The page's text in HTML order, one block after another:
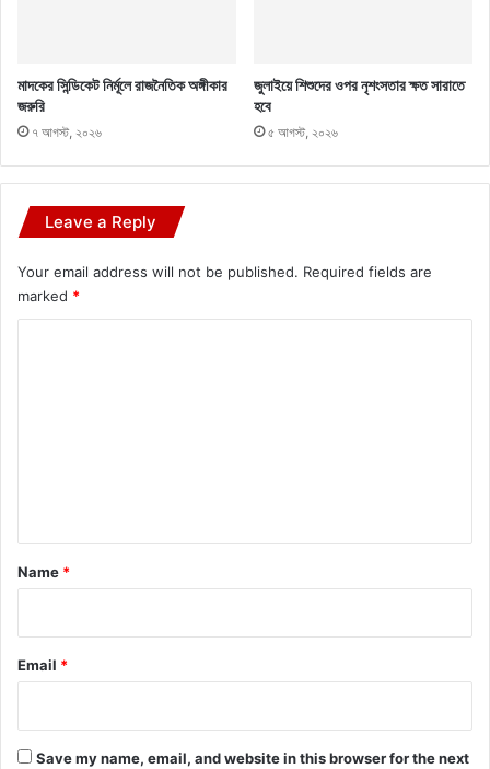
মাদকের সিন্ডিকেট নির্মূলে রাজনৈতিক অঙ্গীকার
জরুরি
৭ আগস্ট, ২০২৬
জুলাইয়ে শিশুদের ওপর নৃশংসতার ক্ষত সারাতে
হবে
৫ আগস্ট, ২০২৬
Leave a Reply
Your email address will not be published. Required fields are
marked *
*
Name *
Email *
Save my name, email, and website in this browser for the next